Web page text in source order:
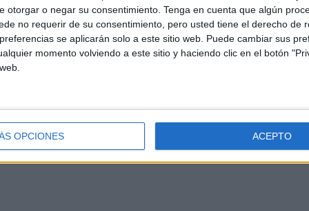
otorgar o negar su consentimiento. Tenga en cuenta que algún
no requerir de su consentimiento, pero usted tiene el derecho de
se aplicarán solo a este sitio web. Puede cambiar sus
momento volviendo a este sitio y haciendo clic en el botón
OPCIONES ACEPTO
si de respeto, aunque en el terreno de juego solo hay
ser hombres. Desde aquí, desde mi estudio solo
que " es la mejor, y tiene la mejor afición", y que